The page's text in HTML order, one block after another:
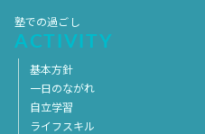
塾での過ごし
ACTIVITY
基本方針
一日のながれ
自立学習
ライフスキル